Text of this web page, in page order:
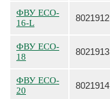
ФВУ ECO-
16-L
8021912
ФВУ ECO-
18
8021913
ФВУ ECO-
20
8021914